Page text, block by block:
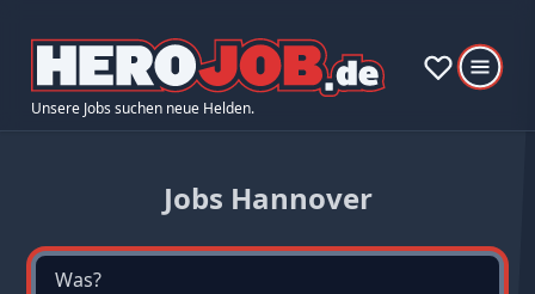
Unsere Jobs suchen neue Helden.
Jobs Hannover
Was?